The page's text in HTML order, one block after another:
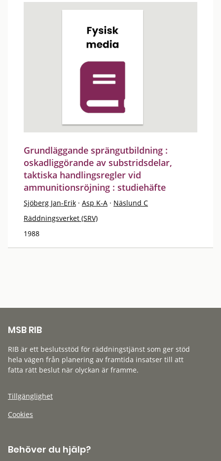
Grundläggande sprängutbildning :
oskadliggörande av substridsdelar,
taktiska handlingsregler vid
ammunitionsröjning : studiehäfte
Sjöberg Jan-Erik · Asp K-A · Näslund C
Räddningsverket (SRV)
1988
MSB RIB
RIB är ett beslutsstöd för räddningstjänst som ger stöd
hela vägen från planering av framtida insatser till att
fatta rätt beslut när olyckan är framme.
Tillgänglighet
Cookies
Behöver du hjälp?